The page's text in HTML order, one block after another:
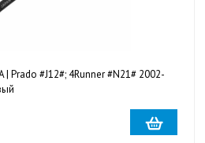
| Prado #J12#; 4Runner #N21# 2002-